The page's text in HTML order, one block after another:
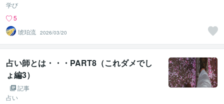
学び
5
琥珀流 2026/03/20
占い師とは・・・PART8（これダメでし
ょ編3）
記事
占い